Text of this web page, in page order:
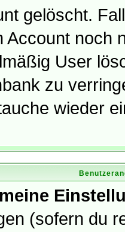
gelöscht.
Account noch
User
zu
wieder
(sofern du